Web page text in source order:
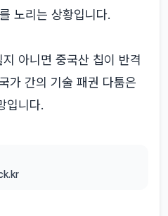
노리는 상황입니다.
아니면 중국산 칩이 반격
가 간의 기술 패권 다툼은
입니다.